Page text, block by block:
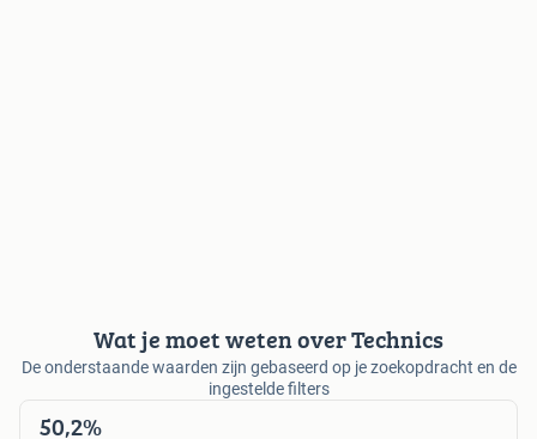
Wat je moet weten over Technics
De onderstaande waarden zijn gebaseerd op je zoekopdracht en de
ingestelde filters
50,2%